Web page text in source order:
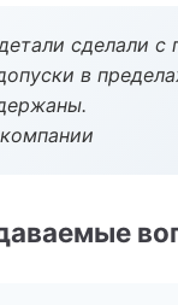
сделали с
в